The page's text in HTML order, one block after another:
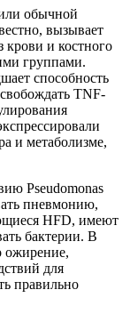
обычной
вызывает
и костного
группами.
способность
TNF-
и метаболизме,
Pseudomonas
пневмонию,
HFD, имеют
бактерии. В
ожирение,
для
правильно